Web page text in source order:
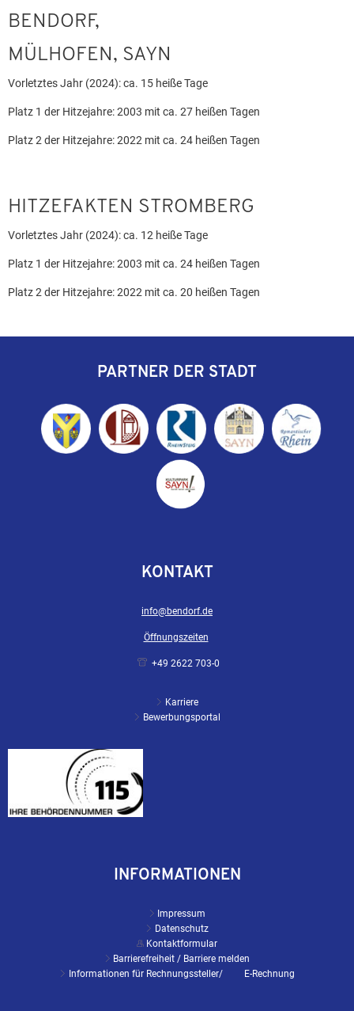
BENDORF,
MÜLHOFEN, SAYN
Vorletztes Jahr (2024): ca. 15 heiße Tage
Platz 1 der Hitzejahre: 2003 mit ca. 27 heißen Tagen
Platz 2 der Hitzejahre: 2022 mit ca. 24 heißen Tagen
HITZEFAKTEN STROMBERG
Vorletztes Jahr (2024): ca. 12 heiße Tage
Platz 1 der Hitzejahre: 2003 mit ca. 24 heißen Tagen
Platz 2 der Hitzejahre: 2022 mit ca. 20 heißen Tagen
PARTNER DER STADT
KONTAKT
info@bendorf.de
Öffnungszeiten
+49 2622 703-0
Karriere
Bewerbungsportal
INFORMATIONEN
Impressum
Datenschutz
Kontaktformular
Barrierefreiheit / Barriere melden
Informationen für Rechnungssteller/ E-Rechnung